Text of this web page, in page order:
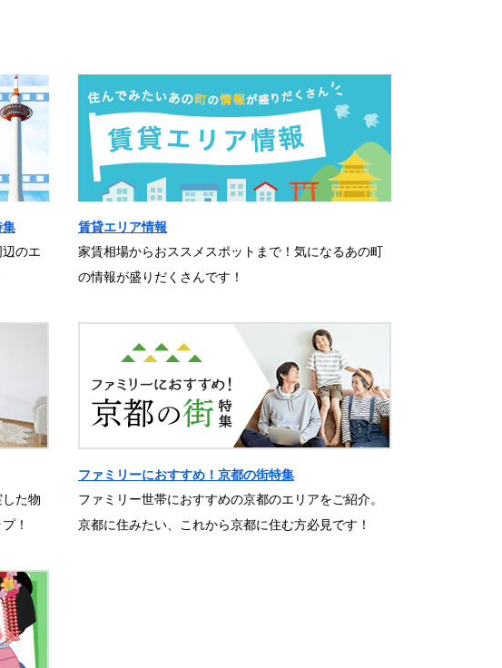
のエ
賃貸エリア情報
家賃相場からおススメスポットまで！気になるあの町
の情報が盛りだくさんです！
た物
！
ファミリーにおすすめ！京都の街特集
ファミリー世帯におすすめの京都のエリアをご紹介。
京都に住みたい、これから京都に住む方必見です！